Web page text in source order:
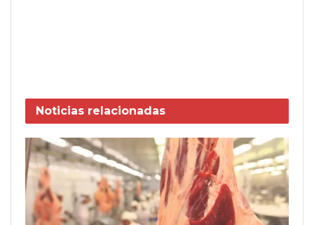
Noticias relacionadas